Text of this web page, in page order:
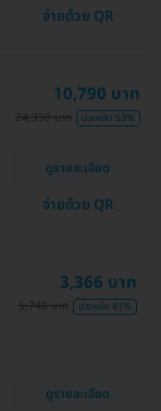
จ่ายด้วย QR
10,790 บาท
24,390 บาท ประหยัด 53%
ดูรายละเอียด
จ่ายด้วย QR
3,366 บาท
5,740 บาท ประหยัด 41%
ดูรายละเอียด